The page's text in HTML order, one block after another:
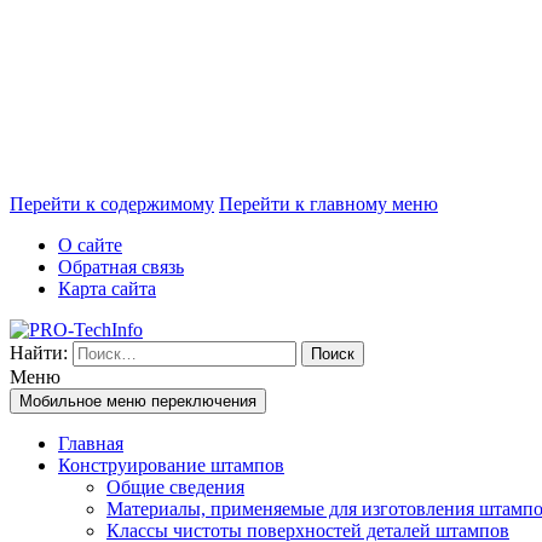
Перейти к содержимому Перейти к главному меню
О сайте
Обратная связь
Карта сайта
Найти:
Меню
Мобильное меню переключения
Главная
Конструирование штампов
Общие сведения
Материалы, применяемые для изготовления
Классы чистоты поверхностей деталей штампов